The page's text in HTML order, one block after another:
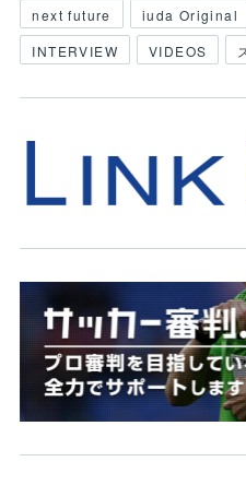
next future iuda Original
INTERVIEW
VIDEOS